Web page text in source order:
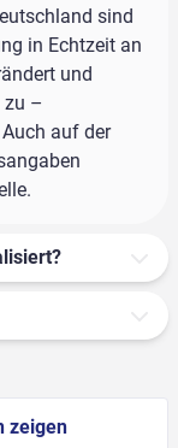
sind
in Echtzeit an
und
zu –
auf der
zeigen